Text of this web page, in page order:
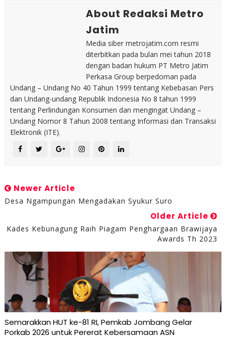
About Redaksi Metro
Jatim
Media siber metrojatim.com resmi
diterbitkan pada bulan mei tahun 2018
dengan badan hukum PT Metro Jatim
Perkasa Group berpedoman pada
Undang – Undang No 40 Tahun 1999 tentang Kebebasan Pers
dan Undang-undang Republik Indonesia No 8 tahun 1999
tentang Perlindungan Konsumen dan mengingat Undang –
Undang Nomor 8 Tahun 2008 tentang Informasi dan Transaksi
Elektronik (ITE).
Newer Article
Desa Ngampungan Mengadakan Syukur Suro
Older Article
Kades Kebunagung Raih Piagam Penghargaan Brawijaya
Awards Th 2023
Semarakkan HUT ke-81 RI, Pemkab Jombang Gelar
Porkab 2026 untuk Pererat Kebersamaan ASN